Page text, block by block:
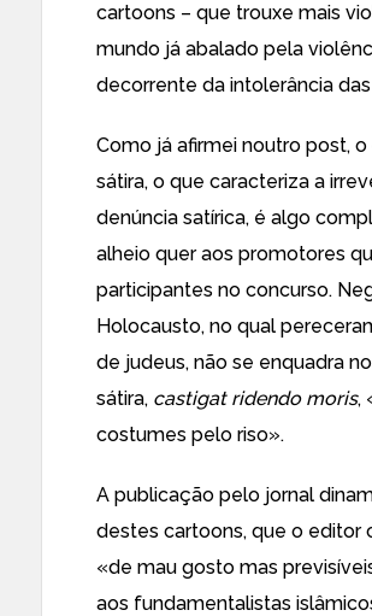
cartoons – que trouxe mais
mundo já abalado pela
decorrente da intolerância
Como já afirmei noutro post,
sátira, o que caracteriza a
denúncia satírica, é algo
alheio quer aos promotores
participantes no concurso.
Holocausto, no qual
de judeus, não se enquadra
sátira, castigat ridendo moris,
costumes pelo riso».
A publicação pelo jornal
destes cartoons, que o editor
«de mau gosto mas
aos fundamentalistas